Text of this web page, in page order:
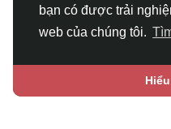
bạn có được trải
web của chúng tôi.
Liên hệ chúng tôi•Bao Quát
Chợ